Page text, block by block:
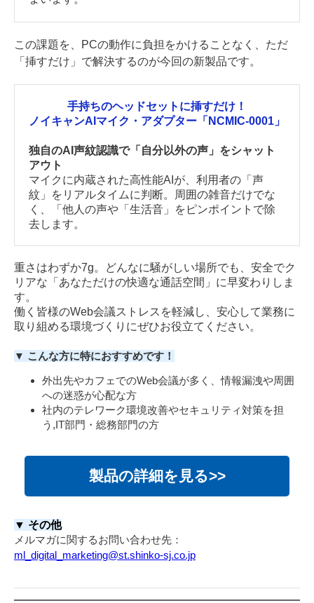
この課題を、PCの動作に負担をかけることなく、ただ
「挿すだけ」で解決するのが今回の新製品です。
手持ちのヘッドセットに挿すだけ！
ノイキャンAIマイク・アダプター「NCMIC-0001」
独自のAI声紋認識で「自分以外の声」をシャット
アウト
マイクに内蔵された高性能AIが、利用者の「声
紋」をリアルタイムに判断。周囲の雑音だけでな
く、「他人の声や「生活音」をピンポイントで除
去します。
重さはわずか7g。どんなに騒がしい場所でも、安全でク
リアな「あなただけの快適な通話空間」に早変わりしま
す。
働く皆様のWeb会議ストレスを軽減し、安心して業務に
取り組める環境づくりにぜひお役立てください。
▼ こんな方に特におすすめです！
外出先やカフェでのWeb会議が多く、情報漏洩や周囲
への迷惑が心配な方
社内のテレワーク環境改善やセキュリティ対策を担
う,IT部門・総務部門の方
製品の詳細を見る>>
▼ その他
メルマガに関するお問い合わせ先：
ml_digital_marketing@st.shinko-sj.co.jp